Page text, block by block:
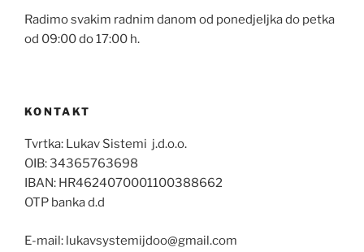
Radimo svakim radnim danom od ponedjeljka do petka
od 09:00 do 17:00 h.
KONTAKT
Tvrtka: Lukav Sistemi j.d.o.o.
OIB: 34365763698
IBAN: HR4624070001100388662
OTP banka d.d
E-mail: lukavsystemijdoo@gmail.com